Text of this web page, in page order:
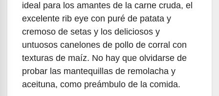
ideal para los amantes de la carne cruda, el
excelente rib eye con puré de patata y
cremoso de setas y los deliciosos y
untuosos canelones de pollo de corral con
texturas de maíz. No hay que olvidarse de
probar las mantequillas de remolacha y
aceituna, como preámbulo de la comida.